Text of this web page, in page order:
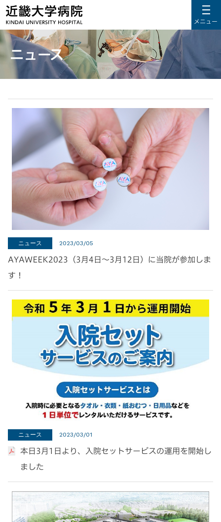
メニュー
ニュース
ニュース 2023/03/05
AYAWEEK2023（3月4日～3月12日）に当院が参加しま
す！
ニュース 2023/03/01
本日3月1日より、入院セットサービスの運用を開始し
ました